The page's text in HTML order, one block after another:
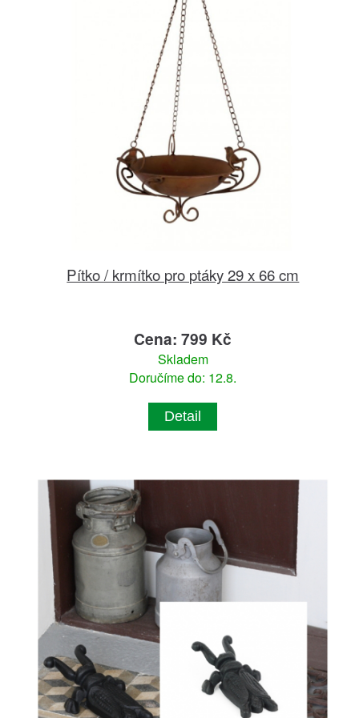
Pítko / krmítko pro ptáky 29 x 66 cm
Cena: 799 Kč
Skladem
Doručíme do: 12.8.
Detail